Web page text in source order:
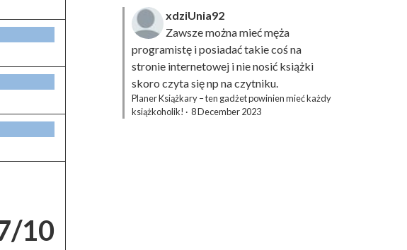
10
xdziUnia92
Zawsze można mieć męża
programistę i posiadać takie coś na
stronie internetowej i nie nosić książki
skoro czyta się np na czytniku.
Planer Książkary – ten gadżet powinien mieć każdy
książkoholik! · 8 December 2023